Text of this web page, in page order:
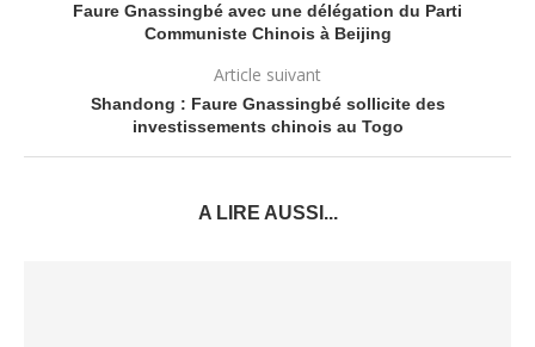
Faure Gnassingbé avec une délégation du Parti
Communiste Chinois à Beijing
Article suivant
Shandong : Faure Gnassingbé sollicite des
investissements chinois au Togo
A LIRE AUSSI...